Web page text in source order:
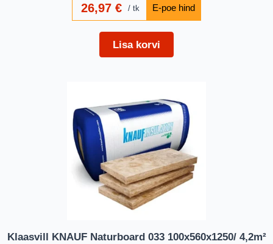
26,97 € tk
Lisa korvi
Klaasvill KNAUF Naturboard 033 100x560x1250/ 4,2m²